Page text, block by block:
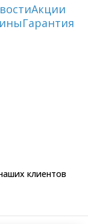
Акции
Гарантия
клиентов